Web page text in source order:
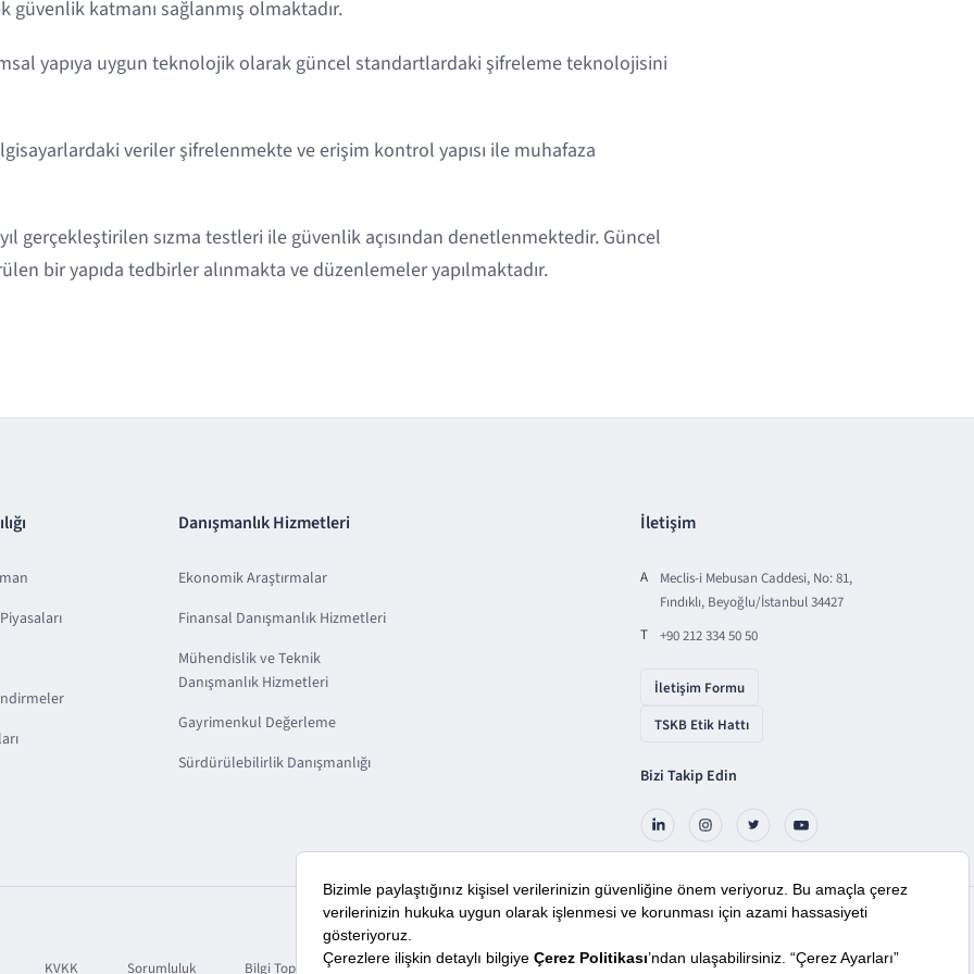
güvenlik katmanı sağlanmış olmaktadır.
yapıya uygun teknolojik olarak güncel standartlardaki şifreleme teknolojisini
veriler şifrelenmekte ve erişim kontrol yapısı ile muhafaza
yıl gerçekleştirilen sızma testleri ile güvenlik açısından denetlenmektedir. Güncel
bir yapıda tedbirler alınmakta ve düzenlemeler yapılmaktadır.
Danışmanlık Hizmetleri
Ekonomik Araştırmalar
Finansal Danışmanlık Hizmetleri
Mühendislik ve Teknik
Danışmanlık Hizmetleri
Gayrimenkul Değerleme
Sürdürülebilirlik Danışmanlığı
İletişim
A
Meclis-i Mebusan Caddesi, No: 81,
Fındıklı, Beyoğlu/İstanbul 34427
T
+90 212 334 50 50
İletişim Formu
TSKB Etik Hattı
Bizi Takip Edin
KVKK Sorumluluk Bilgi Toplumu Hizmetleri